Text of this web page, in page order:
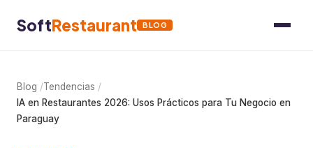
SoftRestaurant BLOG
Blog
Tendencias
IA en Restaurantes 2026: Usos Prácticos para Tu Negocio en
Paraguay